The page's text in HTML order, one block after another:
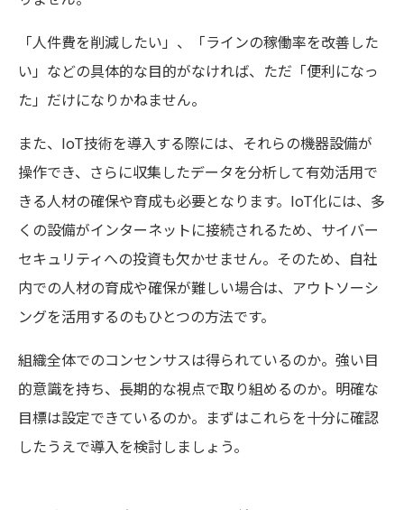
「人件費を削減したい」、「ラインの稼働率を改善した
い」などの具体的な目的がなければ、ただ「便利になっ
た」だけになりかねません。
また、IoT技術を導入する際には、それらの機器設備が
操作でき、さらに収集したデータを分析して有効活用で
きる人材の確保や育成も必要となります。IoT化には、多
くの設備がインターネットに接続されるため、サイバー
セキュリティへの投資も欠かせません。そのため、自社
内での人材の育成や確保が難しい場合は、アウトソーシ
ングを活用するのもひとつの方法です。
組織全体でのコンセンサスは得られているのか。強い目
的意識を持ち、長期的な視点で取り組めるのか。明確な
目標は設定できているのか。まずはこれらを十分に確認
したうえで導入を検討しましょう。